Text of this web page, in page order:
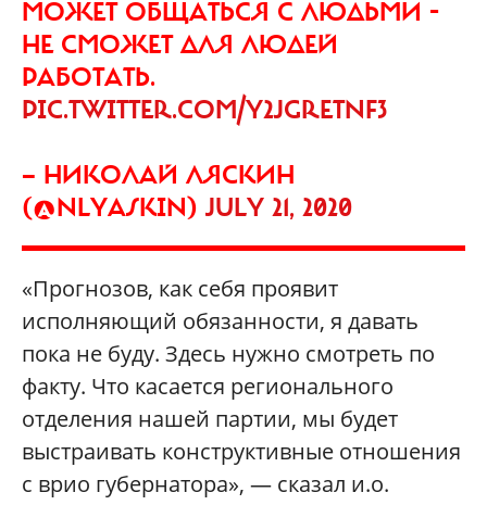
МОЖЕТ ОБЩАТЬСЯ С ЛЮДЬМИ -
НЕ СМОЖЕТ ДЛЯ ЛЮДЕЙ
РАБОТАТЬ.
PIC.TWITTER.COM/Y2JGRETNF3
— НИКОЛАЙ ЛЯСКИН
(@NLYASKIN) JULY 21, 2020
«Прогнозов, как себя проявит
исполняющий обязанности, я давать
пока не буду. Здесь нужно смотреть по
факту. Что касается регионального
отделения нашей партии, мы будет
выстраивать конструктивные отношения
с врио губернатора», — сказал и.о.